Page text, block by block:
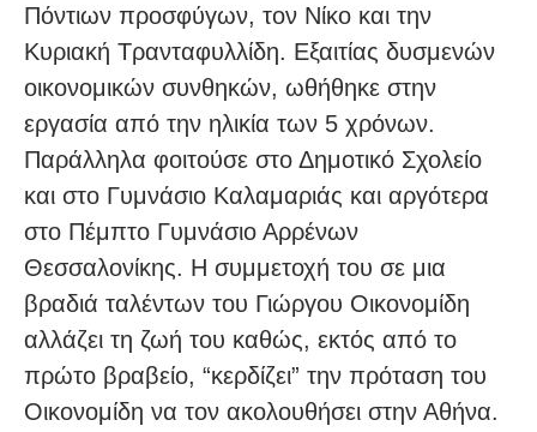
Πόντιων προσφύγων, τον Νίκο και την
Κυριακή Τρανταφυλλίδη. Εξαιτίας δυσμενών
οικονομικών συνθηκών, ωθήθηκε στην
εργασία από την ηλικία των 5 χρόνων.
Παράλληλα φοιτούσε στο Δημοτικό Σχολείο
και στο Γυμνάσιο Kαλαμαριάς και αργότερα
στο Πέμπτο Γυμνάσιο Αρρένων
Θεσσαλονίκης. Η συμμετοχή του σε μια
βραδιά ταλέντων του Γιώργου Οικονομίδη
αλλάζει τη ζωή του καθώς, εκτός από το
πρώτο βραβείο, “κερδίζει” την πρόταση του
Οικονομίδη να τον ακολουθήσει στην Αθήνα.